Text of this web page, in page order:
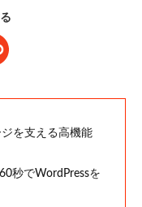
を支える高機能
秒でWordPressを